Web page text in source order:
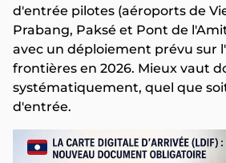
d'entrée pilotes (aéroports de
Prabang, Paksé et Pont de
avec un déploiement prévu sur
frontières en 2026. Mieux vaut
systématiquement, quel que
d'entrée.